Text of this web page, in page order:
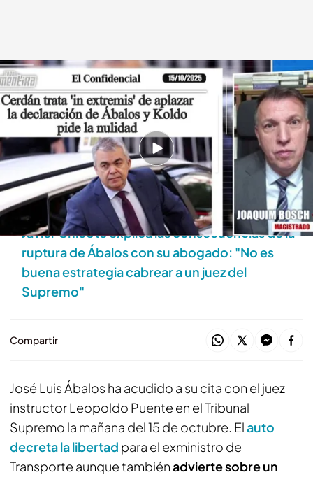
La opinión de Joaquim Bosch sobre el auto de Ábalos. 'Todo es mentira'
Alba de la Orden
Madrid, 15 OCT 2025 - 19:21h.
Tras dar su opinión sobre el auto de Ábalos,
Joaquim Bosch explica la advertencia del juez
sobre un riesgo de fuga creciente
Javier Chicote explica las consecuencias de la
ruptura de Ábalos con su abogado: "No es
buena estrategia cabrear a un juez del
Supremo"
Compartir
José Luis Ábalos ha acudido a su cita con el juez
instructor Leopoldo Puente en el Tribunal
Supremo la mañana del 15 de octubre. Elauto
decreta la libertad para el exministro de
Transporte aunque tambiénadvierte sobre un